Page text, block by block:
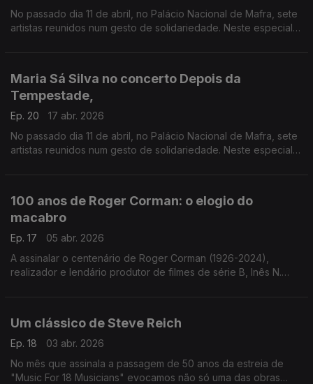
No passado dia 11 de abril, no Palácio Nacional de Mafra, sete
artistas reunidos num gesto de solidariedade. Neste especial
Maria Sá Silva no concerto Depois da
Tempestade,
Ep. 20
17 abr. 2026
No passado dia 11 de abril, no Palácio Nacional de Mafra, sete
artistas reunidos num gesto de solidariedade. Neste especial
100 anos de Roger Corman: o elogio do
macabro
Ep. 17
05 abr. 2026
A assinalar o centenário de Roger Corman (1926-2024),
realizador e lendário produtor de filmes de série B, Inês N.
Um clássico de Steve Reich
Ep. 18
03 abr. 2026
No mês que assinala a passagem de 50 anos da estreia de
"Music For 18 Musicians" evocamos não só uma das obras